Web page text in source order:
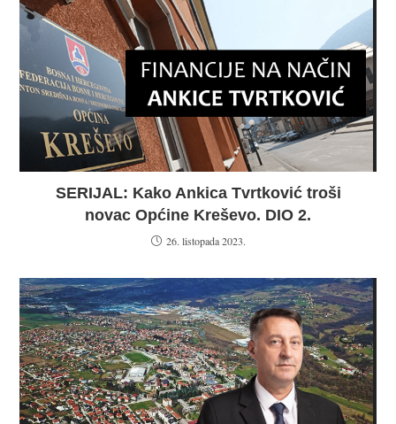
SERIJAL: Kako Ankica Tvrtković troši
novac Općine Kreševo. DIO 2.
26. listopada 2023.